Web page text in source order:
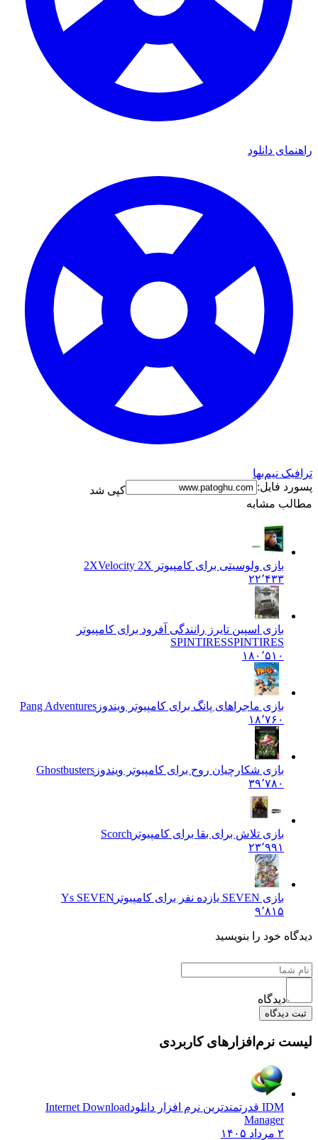
راهنمای دانلود
ترافیک نیم‌بها
پسورد فایل:
کپی شد
مطالب مشابه
بازی ولوسیتی برای کامپیوتر 2X Velocity 2X
۲۲٬۴۳۳
بازی اسپین تایرز رانندگی آفرود برای کامپیوتر
SPINTIRESSPINTIRES
۱۸۰٬۵۱۰
بازی ماجراهای پانگ برای کامپیوتر ویندوز Pang Adventures
۱۸٬۷۶۰
بازی شکارچیان روح برای کامپیوتر ویندوز Ghostbusters
۳۹٬۷۸۰
بازی تلاش برای بقا برای کامپیوتر Scorch
۲۳٬۹۹۱
بازی SEVEN یازده نفر برای کامپیوتر
Ys SEVEN
۹٬۸۱۵
دیدگاه خود را بنویسید
دیدگاه
ثبت دیدگاه
لیست نرم‌افزارهای کاربردی
IDM قدرتمندترین نرم افزار دانلود
Internet Download
Manager
۲ مرداد ۱۴۰۵